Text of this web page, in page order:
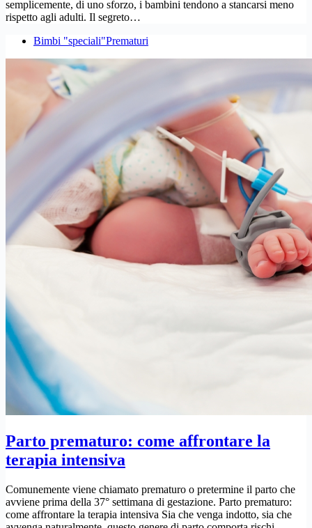
semplicemente, di uno sforzo, i bambini tendono a stancarsi meno
rispetto agli adulti. Il segreto…
Bimbi "speciali"Prematuri
Parto prematuro: come affrontare la
terapia intensiva
Comunemente viene chiamato prematuro o pretermine il parto che
avviene prima della 37° settimana di gestazione. Parto prematuro:
come affrontare la terapia intensiva Sia che venga indotto, sia che